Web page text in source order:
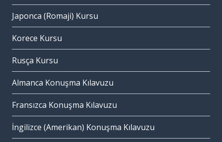
Japonca (Romaji) Kursu
Korece Kursu
Rusça Kursu
Almanca Konuşma Kılavuzu
Fransızca Konuşma Kılavuzu
İngilizce (Amerikan) Konuşma Kılavuzu